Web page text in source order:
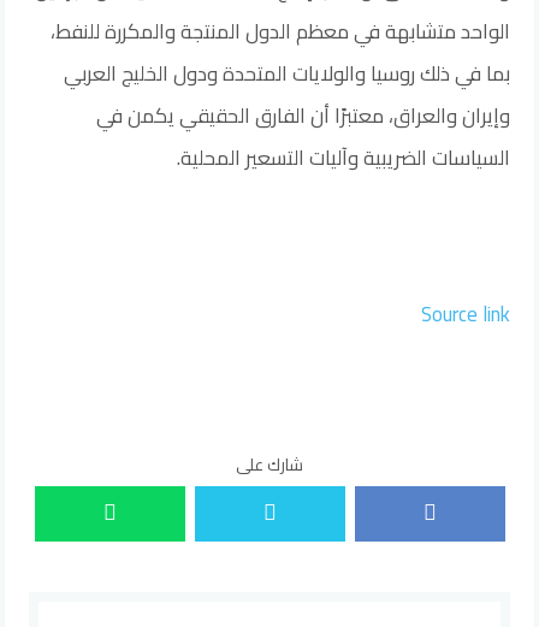
الواحد متشابهة في معظم الدول المنتجة والمكررة للنفط،
بما في ذلك روسيا والولايات المتحدة ودول الخليج العربي
وإيران والعراق، معتبرًا أن الفارق الحقيقي يكمن في
السياسات الضريبية وآليات التسعير المحلية.
Source link
شارك على